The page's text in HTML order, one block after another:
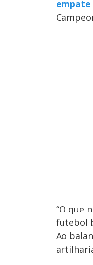
empate
“O que
futebol
Ao